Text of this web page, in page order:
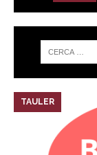
TAULER